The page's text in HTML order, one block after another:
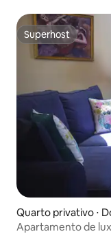
Superhost
Superhost
Quarto privativo ⋅
Apartamento de